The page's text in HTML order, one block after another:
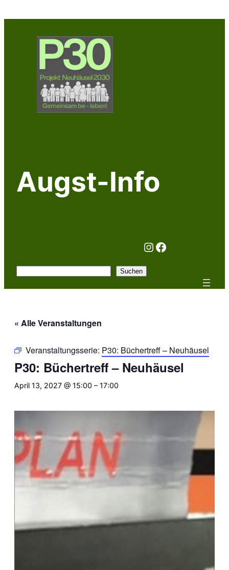
Augst-Info
Instagram
Facebook
Suchen
« Alle Veranstaltungen
Veranstaltungsserie: P30: Büchertreff – Neuhäusel
P30: Büchertreff – Neuhäusel
April 13, 2027 @ 15:00 – 17:00